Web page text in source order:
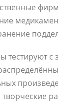
тестируют с